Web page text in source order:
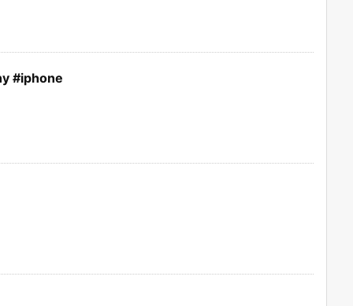
#iphone